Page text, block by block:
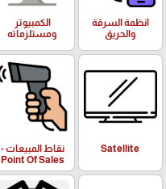
انظمة السرقة
والحريق
الكمبيوتر
ومستلزماته
Satellite
نقاط المبيعات -
Point Of Sales